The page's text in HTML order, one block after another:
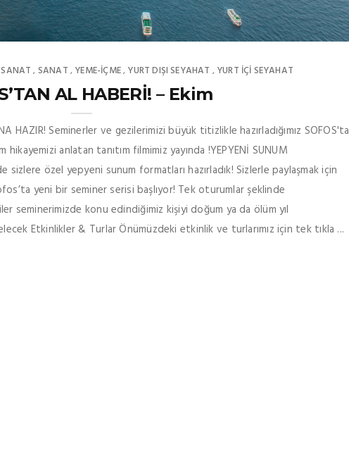
, SANAT , YEME-İÇME, YURT DIŞI SEYAHAT , YURT İÇİ SEYAHAT
AL HABERİ! – Ekim
HAZIR! Seminerler ve gezilerimizi büyük titizlikle hazırladığımız SOFOS'ta
anlatan tanıtım filmimiz yayında ! ​​​​​​​YEPYENİ SUNUM
sizlere özel yepyeni sunum formatları hazırladık! Sizlerle paylaşmak için
yeni bir seminer serisi başlıyor! Tek oturumlar şeklinde
seminerimizde konu edindiğimiz kişiyi doğum ya da ölüm yıl
Etkinlikler & Turlar Önümüzdeki etkinlik ve turlarımız için tek tıkla ...